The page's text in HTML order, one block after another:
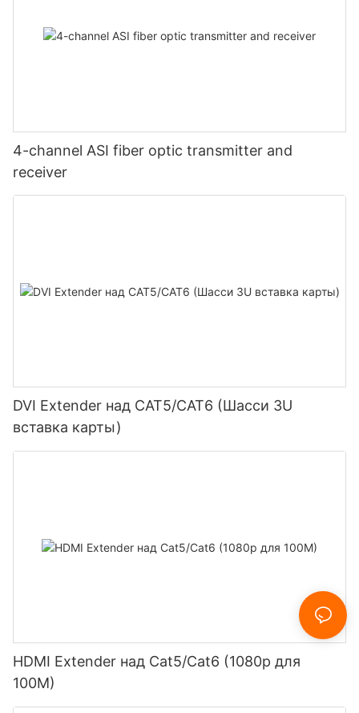
4-channel ASI fiber optic transmitter and
receiver
DVI Extender над CAT5/CAT6 (Шасси 3U
вставка карты)
HDMI Extender над Cat5/Cat6 (1080p для
100M)